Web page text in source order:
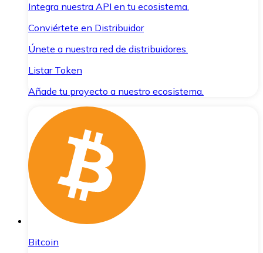
Integra nuestra API en tu ecosistema.
Conviértete en Distribuidor
Únete a nuestra red de distribuidores.
Listar Token
Añade tu proyecto a nuestro ecosistema.
Bitcoin